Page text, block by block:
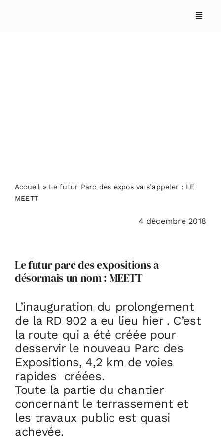
Accueil » Le futur Parc des expos va s’appeler : LE
MEETT
4 décembre 2018
Le futur parc des expositions a
désormais un nom : MEETT
L’inauguration du prolongement
de la RD 902 a eu lieu hier . C’est
la route qui a été créée pour
desservir le nouveau Parc des
Expositions, 4,2 km de voies
rapides créées.
Toute la partie du chantier
concernant le terrassement et
les travaux public est quasi
achevée.
S’ABONNER
CONTACT